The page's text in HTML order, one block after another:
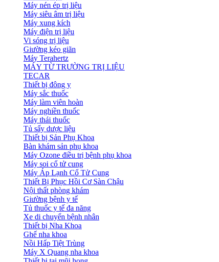
Máy nén ép trị liệu
Máy siêu âm trị liệu
Máy xung kích
Máy điện trị liệu
Vi sóng trị liệu
Giường kéo giãn
Máy Terahertz
MÁY TỪ TRƯỜNG TRỊ LIỆU
TECAR
Thiết bị đông y
Máy sắc thuốc
Máy làm viên hoàn
Máy nghiền thuốc
Máy thái thuốc
Tủ sấy dược liệu
Thiết bị Sản Phụ Khoa
Bàn khám sản phụ khoa
Máy Ozone điều trị bệnh phụ khoa
Máy soi cổ tử cung
Máy Áp Lạnh Cổ Tử Cung
Thiết Bị Phục Hồi Cơ Sàn Chậu
Nội thất phòng khám
Giường bệnh y tế
Tủ thuốc y tế đa năng
Xe di chuyển bệnh nhân
Thiết bị Nha Khoa
Ghế nha khoa
Nồi Hấp Tiệt Trùng
Máy X Quang nha khoa